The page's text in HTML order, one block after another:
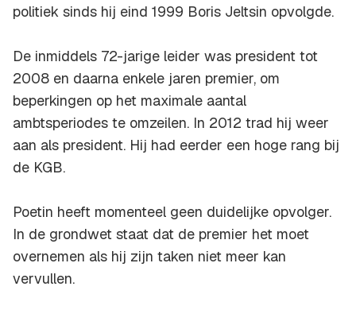
politiek sinds hij eind 1999 Boris Jeltsin opvolgde.
De inmiddels 72-jarige leider was president tot
2008 en daarna enkele jaren premier, om
beperkingen op het maximale aantal
ambtsperiodes te omzeilen. In 2012 trad hij weer
aan als president. Hij had eerder een hoge rang bij
de KGB.
Poetin heeft momenteel geen duidelijke opvolger.
In de grondwet staat dat de premier het moet
overnemen als hij zijn taken niet meer kan
vervullen.